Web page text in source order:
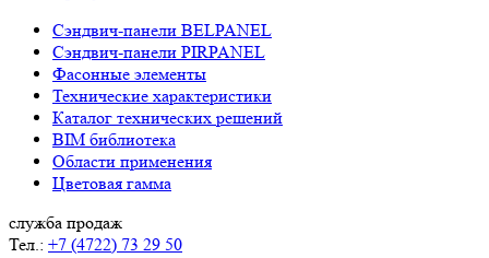
Сэндвич-панели BELPANEL
Сэндвич-панели PIRPANEL
Фасонные элементы
Технические характеристики
Каталог технических решений
BIM библиотека
Области применения
Цветовая гамма
служба продаж
Тел.: +7 (4722) 73 29 50